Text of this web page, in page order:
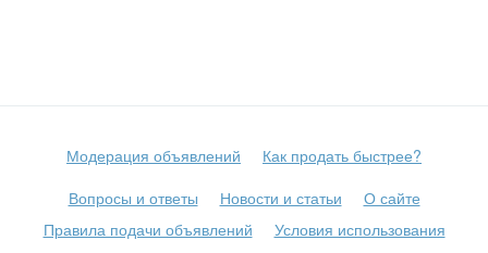
Модерация объявлений
Как продать быстрее?
Вопросы и ответы
Новости и статьи
О сайте
Правила подачи объявлений
Условия использования